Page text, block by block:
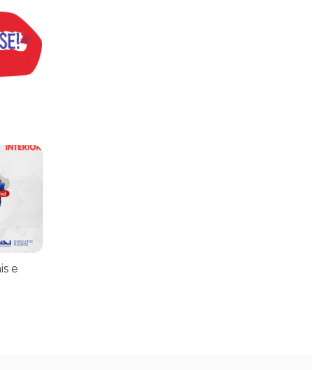
diplomacia, Israel intensifica assassinatos
do interior
e